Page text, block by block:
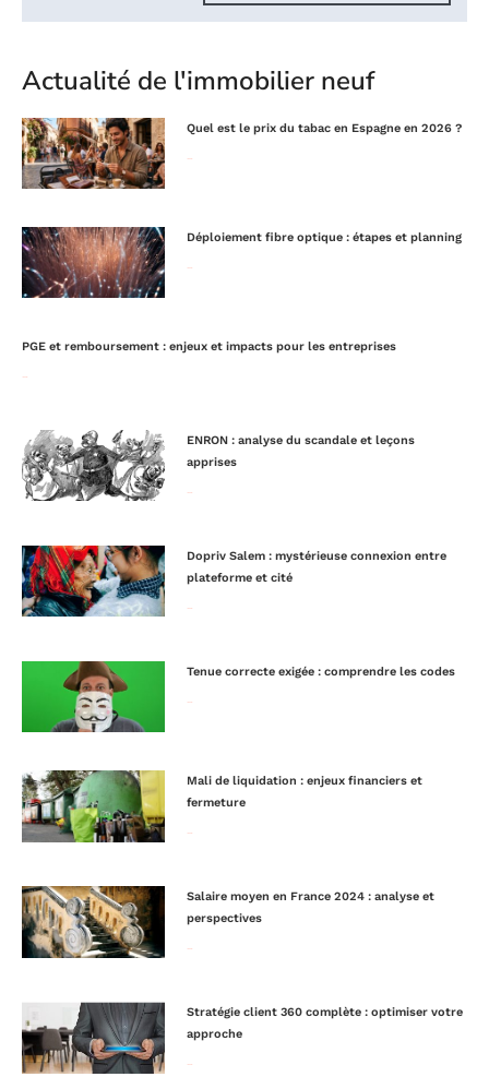
Actualité de l'immobilier neuf
Quel est le prix du tabac en Espagne en 2026 ?
Déploiement fibre optique : étapes et planning
PGE et remboursement : enjeux et impacts pour les entreprises
ENRON : analyse du scandale et leçons
apprises
Dopriv Salem : mystérieuse connexion entre
plateforme et cité
Tenue correcte exigée : comprendre les codes
Mali de liquidation : enjeux financiers et
fermeture
Salaire moyen en France 2024 : analyse et
perspectives
Stratégie client 360 complète : optimiser votre
approche